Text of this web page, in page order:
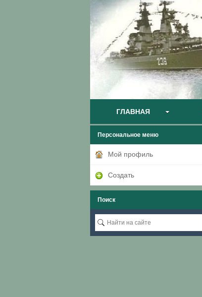
ГЛАВНАЯ
Персональное меню
Мой профиль
Создать
Поиск